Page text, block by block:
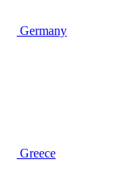
Germany
Greece